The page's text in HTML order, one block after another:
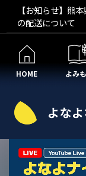
【お知らせ】熊
の配送について
HOME よみ